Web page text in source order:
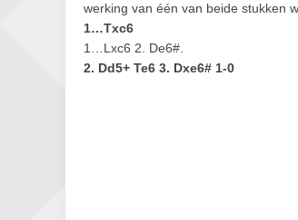
werking van één van beide stukken
1…Txc6
1…Lxc6 2. De6#.
2. Dd5+ Te6 3. Dxe6# 1-0